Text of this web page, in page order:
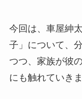
今回は、車屋紳
子」について、
つつ、家族が彼
にも触れていきま